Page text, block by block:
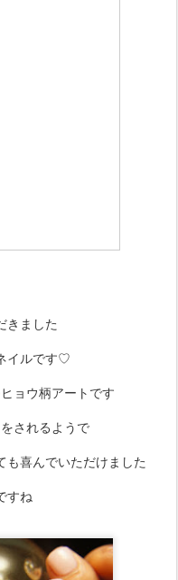
きました
イルです♡
ョウ柄アートです
されるようで
喜んでいただけました
すね